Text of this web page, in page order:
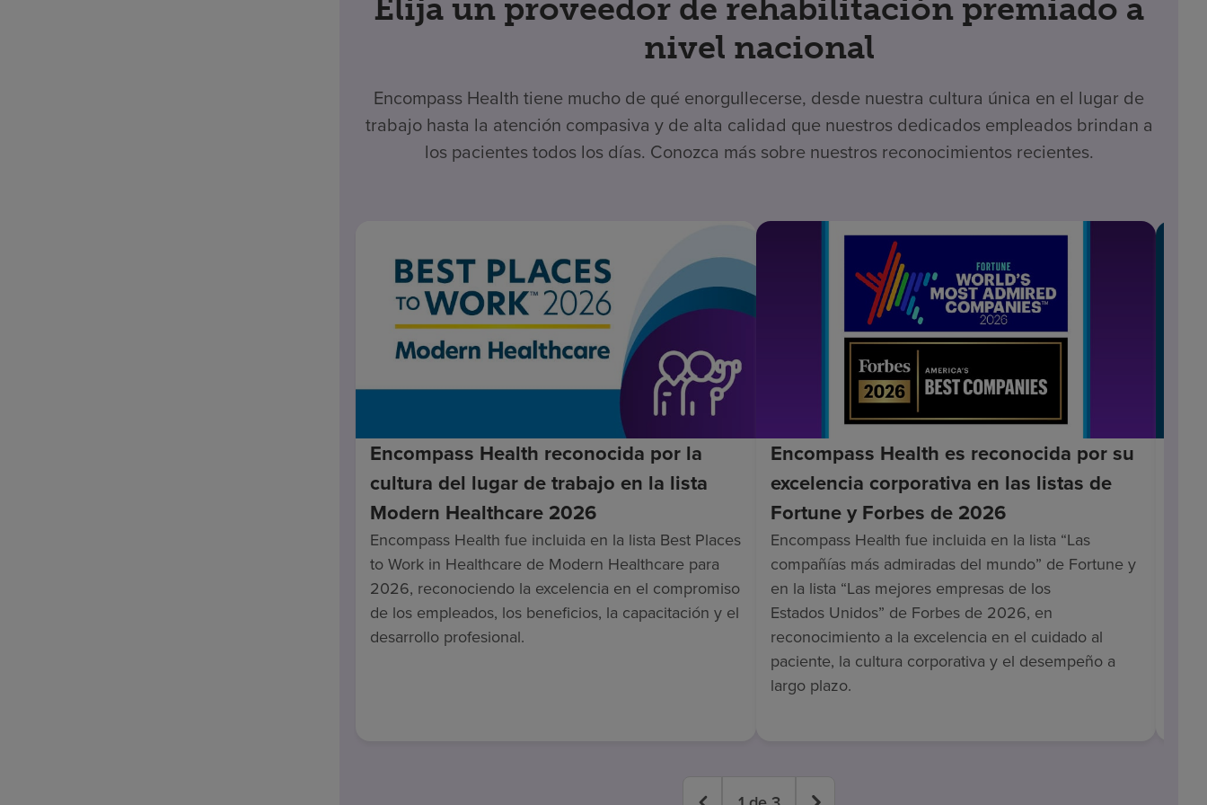
Elija un proveedor de rehabilitación premiado a
nivel nacional
Encompass Health tiene mucho de qué enorgullecerse, desde nuestra cultura única en el lugar de
trabajo hasta la atención compasiva y de alta calidad que nuestros dedicados empleados brindan a
los pacientes todos los días. Conozca más sobre nuestros reconocimientos recientes.
Encompass Health reconocida por la
cultura del lugar de trabajo en la lista
Modern Healthcare 2026
Encompass Health fue incluida en la lista Best Places
to Work in Healthcare de Modern Healthcare para
2026, reconociendo la excelencia en el compromiso
de los empleados, los beneficios, la capacitación y el
desarrollo profesional.
Encompass Health es reconocida por su
excelencia corporativa en las listas de
Fortune y Forbes de 2026
Encompass Health fue incluida en la lista “Las
compañías más admiradas del mundo” de Fortune y
en la lista “Las mejores empresas de los
Estados Unidos” de Forbes de 2026, en
reconocimiento a la excelencia en el cuidado al
paciente, la cultura corporativa y el desempeño a
largo plazo.